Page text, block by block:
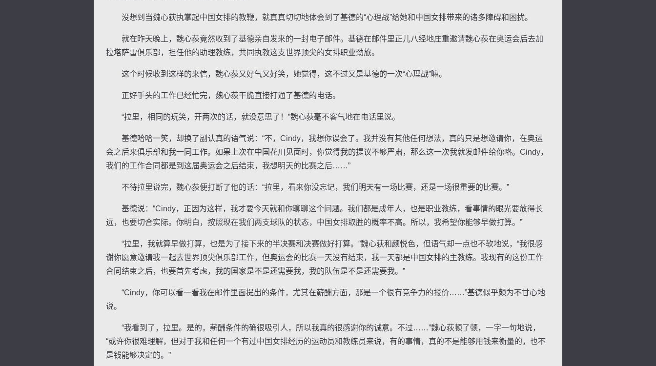
没想到当魏心荻执掌起中国女排的教鞭，就真真切切地体会到了基德的“心理战”给她和中国女排带来的诸多障碍和困扰。
就在昨天晚上，魏心荻竟然收到了基德亲自发来的一封电子邮件。基德在邮件里正儿八经地庄重邀请魏心荻在奥运会后去加
拉塔萨雷俱乐部，担任他的助理教练，共同执教这支世界顶尖的女排职业劲旅。
这个时候收到这样的来信，魏心荻又好气又好笑，她觉得，这不过又是基德的一次“心理战”嘛。
正好手头的工作已经忙完，魏心荻干脆直接打通了基德的电话。
“拉里，相同的玩笑，开两次的话，就没意思了！”魏心荻毫不客气地在电话里说。
基德哈哈一笑，却换了副认真的语气说：“不，Cindy，我想你误会了。我并没有其他任何想法，真的只是想邀请你，在奥运
会之后来俱乐部和我一同工作。如果上次在中国花川见面时，你觉得我的提议不够严肃，那么这一次我就发邮件给你咯。Cindy，
我们的工作合同都是到这届奥运会之后结束，我想明天的比赛之后……”
不待拉里说完，魏心荻便打断了他的话：“拉里，看来你没忘记，我们明天有一场比赛，还是一场很重要的比赛。”
基德说：“Cindy，正因为这样，我才要今天就和你聊聊这个问题。我们都是成年人，也是职业教练，看事情的眼光要放得长
远，也要切合实际。你明白，按照现在我们两支球队的状态，中国女排取胜的概率不高。所以，我希望你能够早做打算。”
“拉里，我就算早做打算，也是为了接下来的半决赛和决赛做好打算。”魏心荻和颜悦色，但语气却一点也不软地说，“我很感
谢你愿意邀请我一起去世界顶尖俱乐部工作，但奥运会的比赛一天没有结束，我一天都是中国女排的主教练。我现有的这份工作
合同结束之后，也要首先考虑，我的国家是不是还需要我，我的队伍是不是还需要我。”
“Cindy，你可以看一看我在邮件里面提出的条件，尤其在薪酬方面，那是一个很有竞争力的报价……”基德似乎颇为不甘心地
说。
“我看到了，拉里。是的，薪酬条件的确很吸引人，所以我真的很感谢你的诚意。不过……”魏心荻顿了顿，一字一句地说，
“或许你很难理解，但对于我和任何一个有过中国女排经历的运动员和教练员来说，有的事情，真的不是能够用钱来衡量的，也不
是钱能够决定的。”